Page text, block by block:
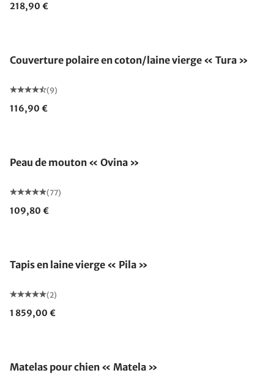
218,90 €
Couverture polaire en coton/laine vierge « Tura »
(9)
116,90 €
Peau de mouton « Ovina »
(77)
109,80 €
Tapis en laine vierge « Pila »
(2)
1 859,00 €
Matelas pour chien « Matela »